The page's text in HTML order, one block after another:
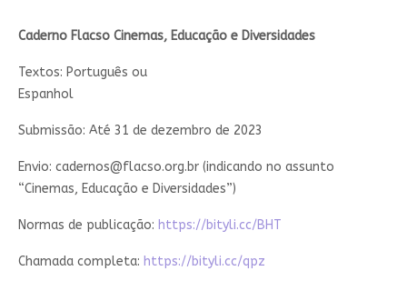
Caderno Flacso Cinemas, Educação e Diversidades
Textos: Português ou
Espanhol
Submissão: Até 31 de dezembro de 2023
Envio: cadernos@flacso.org.br(indicando no assunto
“Cinemas, Educação e Diversidades”)
Normas de publicação: https://bityli.cc/BHT
Chamada completa: https://bityli.cc/qpz